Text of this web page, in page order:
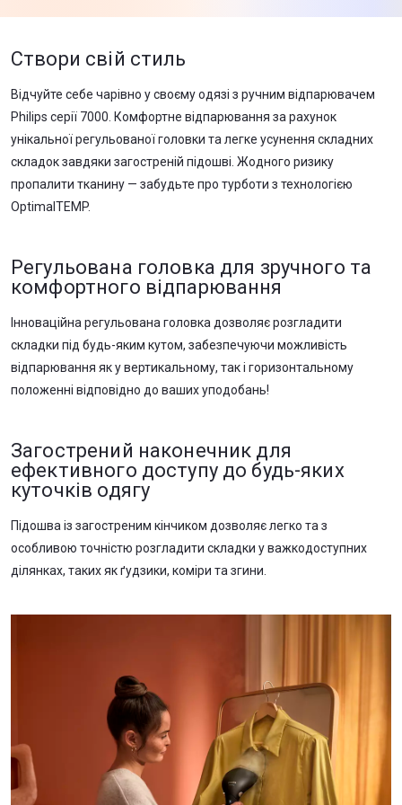
Створи свій стиль
Відчуйте себе чарівно у своєму одязі з ручним відпарювачем
Philips серії 7000. Комфортне відпарювання за рахунок
унікальної регульованої головки та легке усунення складних
складок завдяки загостреній підошві. Жодного ризику
пропалити тканину — забудьте про турботи з технологією
OptimalTEMP.
Регульована головка для зручного та
комфортного відпарювання
Інноваційна регульована головка дозволяє розгладити
складки під будь-яким кутом, забезпечуючи можливість
відпарювання як у вертикальному, так і горизонтальному
положенні відповідно до ваших уподобань!
Загострений наконечник для
ефективного доступу до будь-яких
куточків одягу
Підошва із загостреним кінчиком дозволяє легко та з
особливою точністю розгладити складки у важкодоступних
ділянках, таких як ґудзики, коміри та згини.